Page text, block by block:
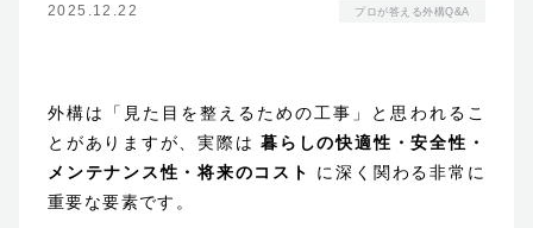
2025.12.22 プロが答える外構Q&A
外構は「見た目を整えるための工事」と思われるこ
とがありますが、実際は暮らしの快適性・安全性・
メンテナンス性・将来のコスト
に深く関わる非常に
重要な要素です。